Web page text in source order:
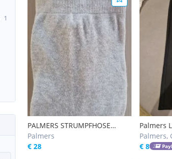
1
PALMERS STRUMPFHOSE
DAMEN GR.36/38 PALMERS
NEU
Palmers
€ 28
Palmers
Palmers,
€ 8